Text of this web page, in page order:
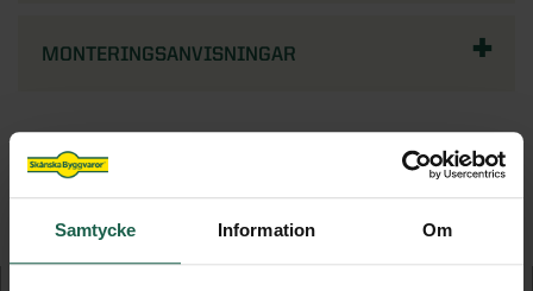
Samtycke Information Om
MONTERINGSANVISNINGAR
FLER PRODUKTER I DENNA KATEGORI